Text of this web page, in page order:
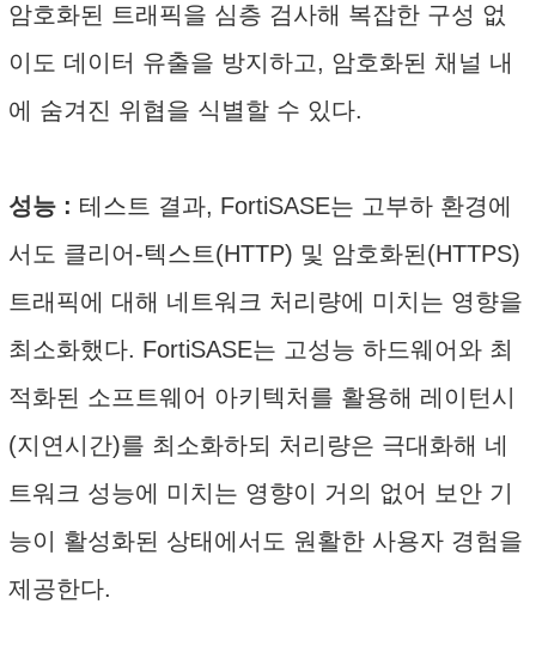
암호화된 트래픽을 심층 검사해 복잡한 구성 없
이도 데이터 유출을 방지하고, 암호화된 채널 내
에 숨겨진 위협을 식별할 수 있다.
성능 : 테스트 결과, FortiSASE는 고부하 환경에
서도 클리어-텍스트(HTTP) 및 암호화된(HTTPS)
트래픽에 대해 네트워크 처리량에 미치는 영향을
최소화했다. FortiSASE는 고성능 하드웨어와 최
적화된 소프트웨어 아키텍처를 활용해 레이턴시
(지연시간)를 최소화하되 처리량은 극대화해 네
트워크 성능에 미치는 영향이 거의 없어 보안 기
능이 활성화된 상태에서도 원활한 사용자 경험을
제공한다.